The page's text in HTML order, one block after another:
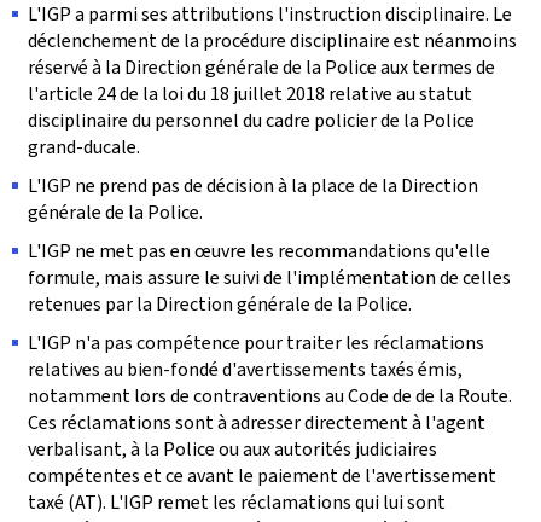
L'IGP a parmi ses attributions l'instruction disciplinaire. Le
déclenchement de la procédure disciplinaire est néanmoins
réservé à la Direction générale de la Police aux termes de
l'article 24 de la loi du 18 juillet 2018 relative au statut
disciplinaire du personnel du cadre policier de la Police
grand-ducale.
L'IGP ne prend pas de décision à la place de la Direction
générale de la Police.
L'IGP ne met pas en œuvre les recommandations qu'elle
formule, mais assure le suivi de l'implémentation de celles
retenues par la Direction générale de la Police.
L'IGP n'a pas compétence pour traiter les réclamations
relatives au bien-fondé d'avertissements taxés émis,
notamment lors de contraventions au Code de de la Route.
Ces réclamations sont à adresser directement à l'agent
verbalisant, à la Police ou aux autorités judiciaires
compétentes et ce avant le paiement de l'avertissement
taxé (AT). L'IGP remet les réclamations qui lui sont